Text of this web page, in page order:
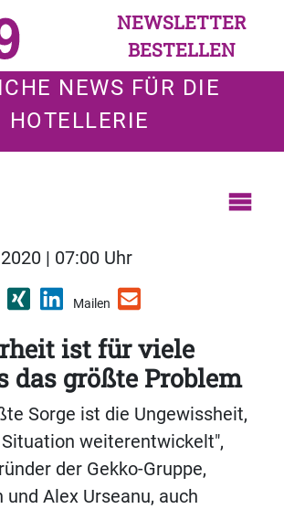
NEWSLETTER
BESTELLEN
NEWS FÜR DIE
HOTELLERIE
| 07:00 Uhr
Mailen
ist für viele
das größte Problem
Sorge ist die Ungewissheit,
weiterentwickelt",
der Gekko-Gruppe,
und Alex Urseanu, auch